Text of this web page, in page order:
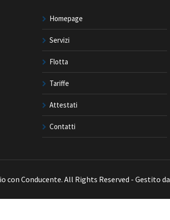
Homepage
Servizi
Flotta
Tariffe
Attestati
Contatti
con Conducente. All Rights Reserved - Gestito da